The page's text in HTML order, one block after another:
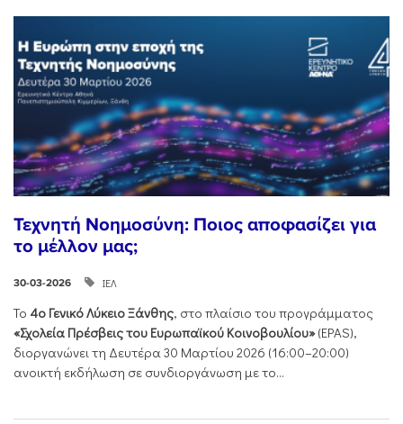
Τεχνητή Νοημοσύνη: Ποιος αποφασίζει για
το μέλλον μας;
30-03-2026 ΙΕΛ
Το 4ο Γενικό Λύκειο Ξάνθης, στο πλαίσιο του προγράμματος
«Σχολεία Πρέσβεις του Ευρωπαϊκού Κοινοβουλίου»(EPAS),
διοργανώνει τη Δευτέρα 30 Μαρτίου 2026 (16:00–20:00)
ανοικτή εκδήλωση σε συνδιοργάνωση με το...